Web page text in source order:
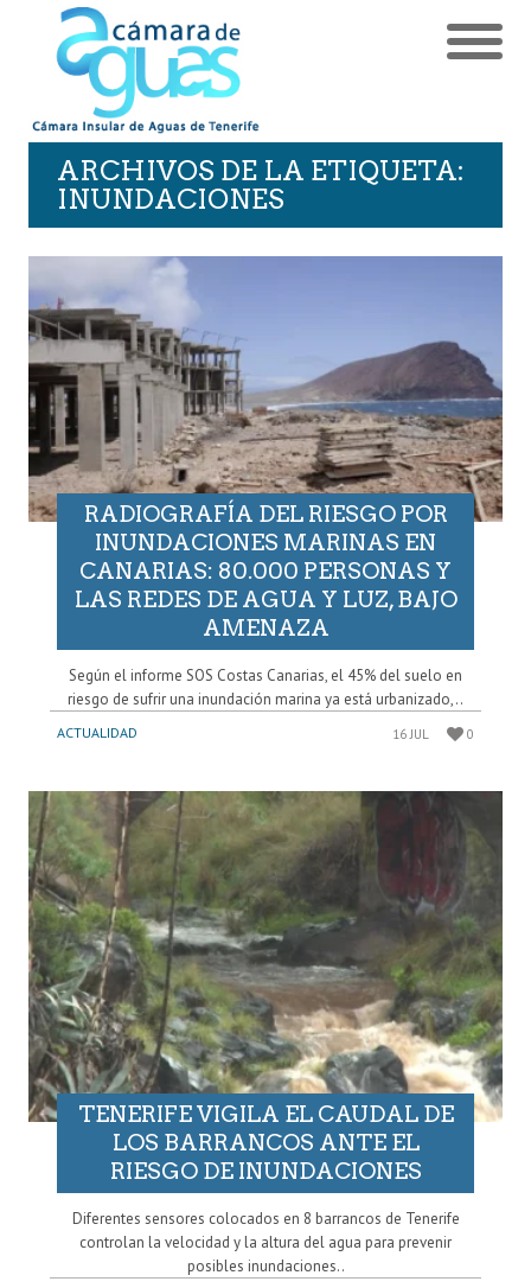
ARCHIVOS DE LA ETIQUETA:
INUNDACIONES
RADIOGRAFÍA DEL RIESGO POR
INUNDACIONES MARINAS EN
CANARIAS: 80.000 PERSONAS Y
LAS REDES DE AGUA Y LUZ, BAJO
AMENAZA
Según el informe SOS Costas Canarias, el 45% del suelo en
riesgo de sufrir una inundación marina ya está urbanizado,..
ACTUALIDAD 16 JUL 0
TENERIFE VIGILA EL CAUDAL DE
LOS BARRANCOS ANTE EL
RIESGO DE INUNDACIONES
Diferentes sensores colocados en 8 barrancos de Tenerife
controlan la velocidad y la altura del agua para prevenir
posibles inundaciones..